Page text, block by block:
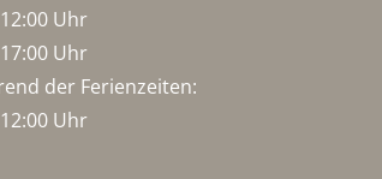
Uhr
Uhr
der Ferienzeiten:
Uhr